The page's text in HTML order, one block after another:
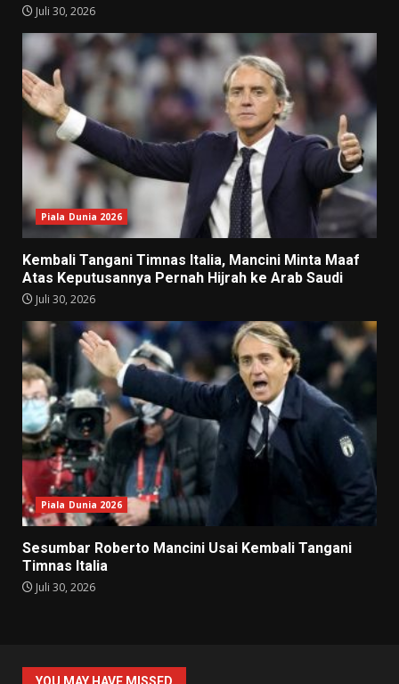
Juli 30, 2026
Piala Dunia 2026
Kembali Tangani Timnas Italia, Mancini Minta Maaf
Atas Keputusannya Pernah Hijrah ke Arab Saudi
Juli 30, 2026
Piala Dunia 2026
Sesumbar Roberto Mancini Usai Kembali Tangani
Timnas Italia
Juli 30, 2026